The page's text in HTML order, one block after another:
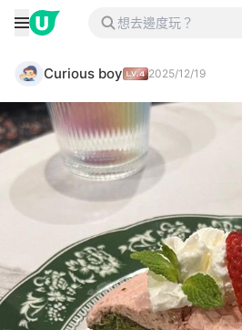
Curious boy 2025/12/19